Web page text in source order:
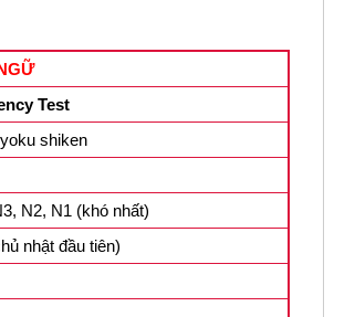
Test
shiken
N2, N1 (khó nhất)
nhật đầu tiên)